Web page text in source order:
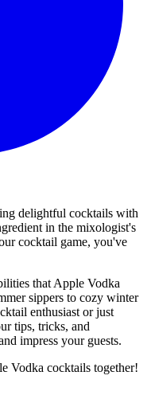
delightful cocktails with
in the mixologist's
cocktail game, you've
that Apple Vodka
sippers to cozy winter
enthusiast or just
tips, tricks, and
impress your guests.
Vodka cocktails together!